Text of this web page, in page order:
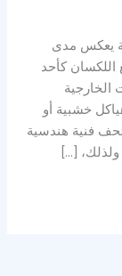
يعكس مدى
اللكسان كأحد
الخارجية
خشبية أو
فنية هندسية
ولذلك، […]